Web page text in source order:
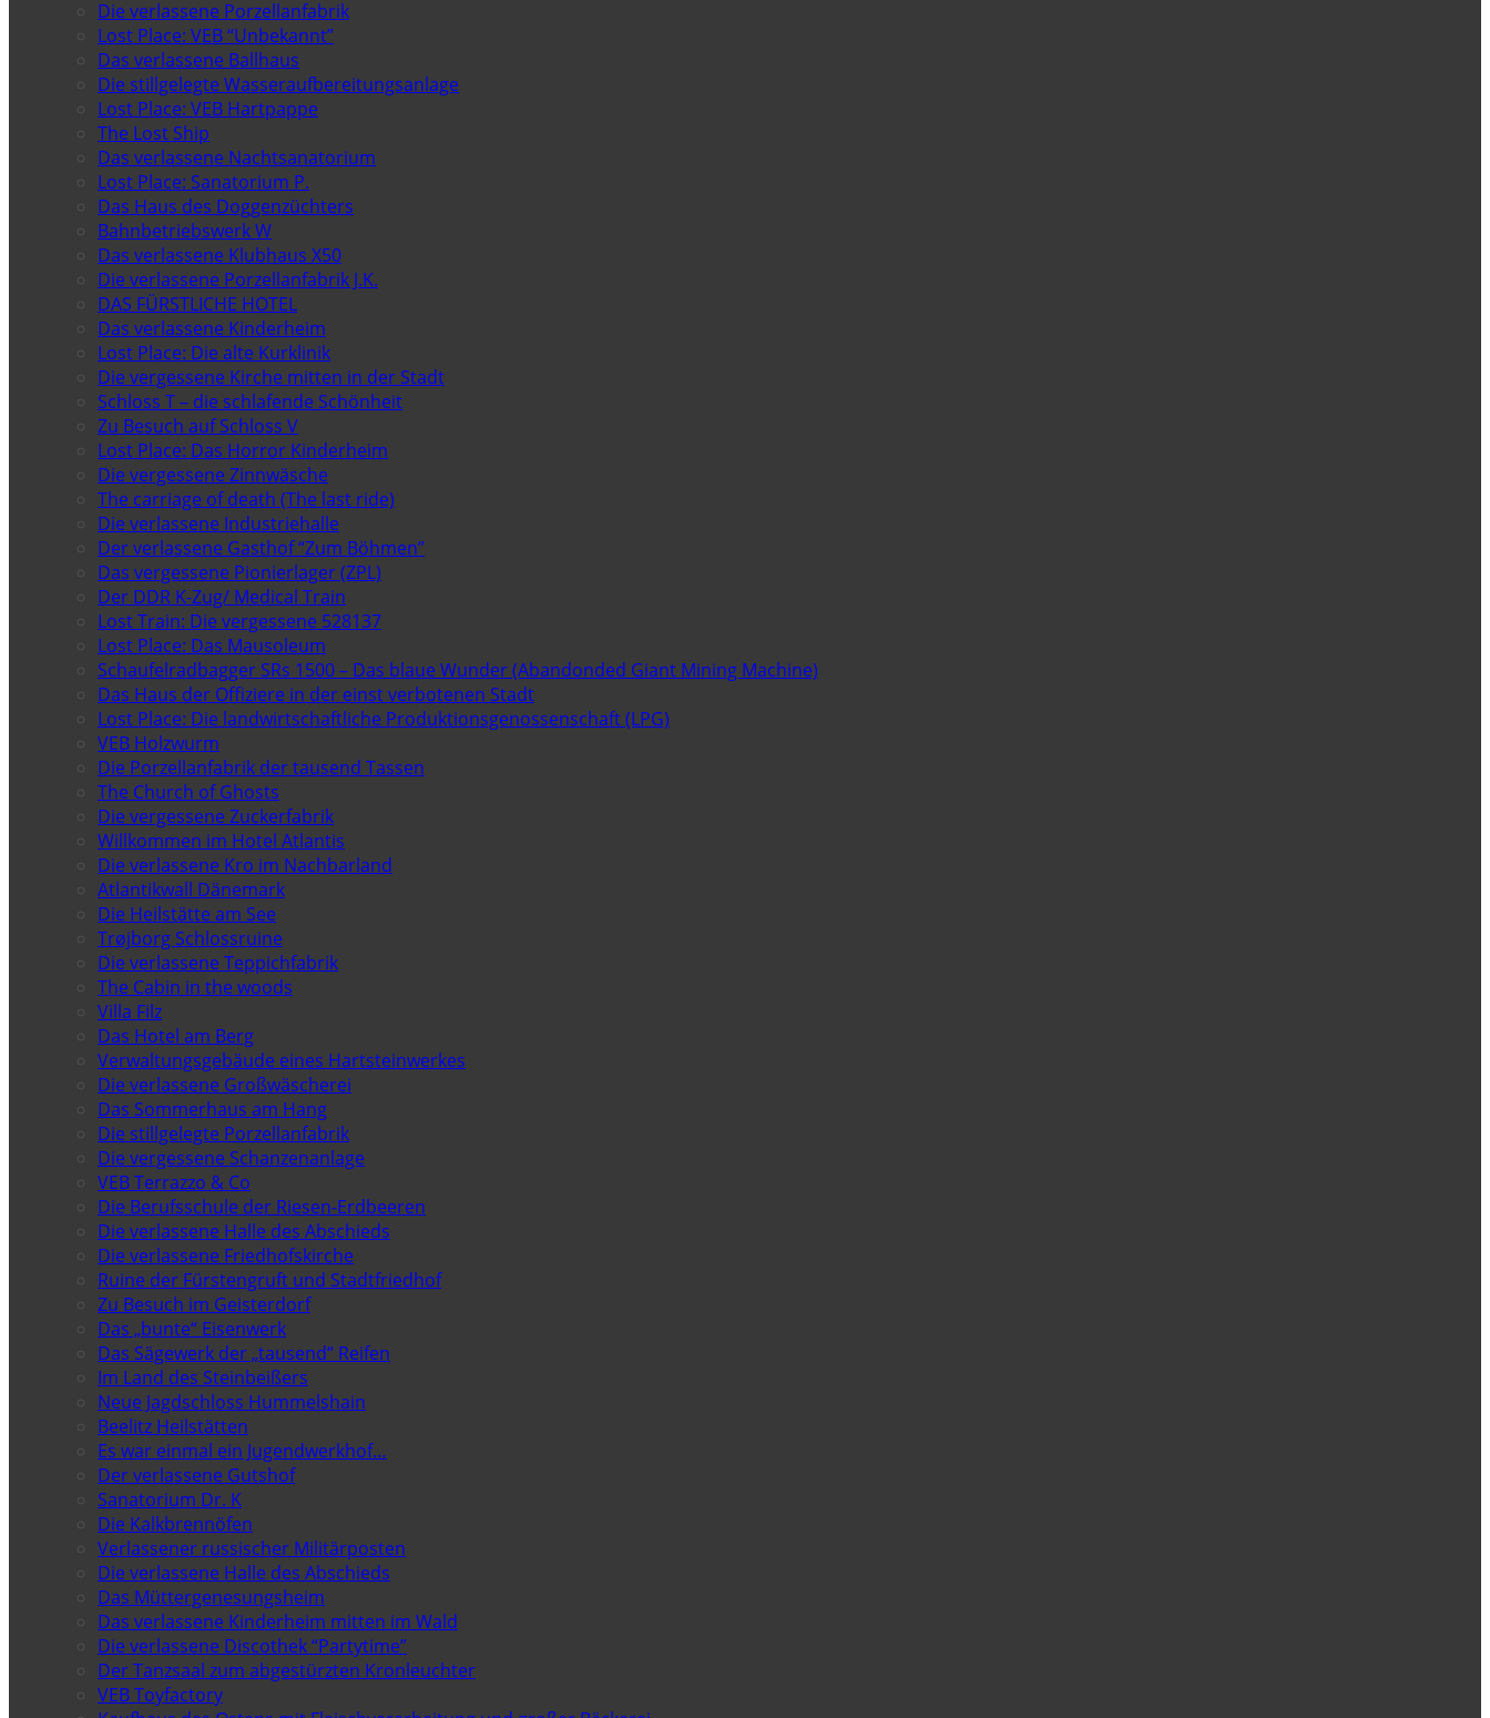
Die verlassene Porzellanfabrik
Lost Place: VEB “Unbekannt”
Das verlassene Ballhaus
Die stillgelegte Wasseraufbereitungsanlage
Lost Place: VEB Hartpappe
The Lost Ship
Das verlassene Nachtsanatorium
Lost Place: Sanatorium P.
Das Haus des Doggenzüchters
Bahnbetriebswerk W
Das verlassene Klubhaus X50
Die verlassene Porzellanfabrik J.K.
DAS FÜRSTLICHE HOTEL
Das verlassene Kinderheim
Lost Place: Die alte Kurklinik
Die vergessene Kirche mitten in der Stadt
Schloss T – die schlafende Schönheit
Zu Besuch auf Schloss V
Lost Place: Das Horror Kinderheim
Die vergessene Zinnwäsche
The carriage of death (The last ride)
Die verlassene Industriehalle
Der verlassene Gasthof “Zum Böhmen”
Das vergessene Pionierlager (ZPL)
Der DDR K-Zug/ Medical Train
Lost Train: Die vergessene 528137
Lost Place: Das Mausoleum
Schaufelradbagger SRs 1500 – Das blaue Wunder (Abandonded Giant Mining Machine)
Das Haus der Offiziere in der einst verbotenen Stadt
Lost Place: Die landwirtschaftliche Produktionsgenossenschaft (LPG)
VEB Holzwurm
Die Porzellanfabrik der tausend Tassen
The Church of Ghosts
Die vergessene Zuckerfabrik
Willkommen im Hotel Atlantis
Die verlassene Kro im Nachbarland
Atlantikwall Dänemark
Die Heilstätte am See
Trøjborg Schlossruine
Die verlassene Teppichfabrik
The Cabin in the woods
Villa Filz
Das Hotel am Berg
Verwaltungsgebäude eines Hartsteinwerkes
Die verlassene Großwäscherei
Das Sommerhaus am Hang
Die stillgelegte Porzellanfabrik
Die vergessene Schanzenanlage
VEB Terrazzo & Co
Die Berufsschule der Riesen-Erdbeeren
Die verlassene Halle des Abschieds
Die verlassene Friedhofskirche
Ruine der Fürstengruft und Stadtfriedhof
Zu Besuch im Geisterdorf
Das „bunte“ Eisenwerk
Das Sägewerk der „tausend“ Reifen
Im Land des Steinbeißers
Neue Jagdschloss Hummelshain
Beelitz Heilstätten
Es war einmal ein Jugendwerkhof…
Der verlassene Gutshof
Sanatorium Dr. K
Die Kalkbrennöfen
Verlassener russischer Militärposten
Die verlassene Halle des Abschieds
Das Müttergenesungsheim
Das verlassene Kinderheim mitten im Wald
Die verlassene Discothek “Partytime”
Der Tanzsaal zum abgestürzten Kronleuchter
VEB Toyfactory